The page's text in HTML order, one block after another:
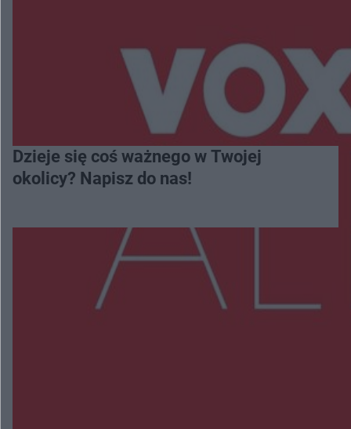
Dzieje się coś ważnego w Twojej
okolicy? Napisz do nas!
Więcej